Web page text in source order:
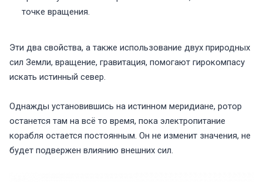
точке вращения.
Эти два свойства, а также использование двух природных
сил Земли, вращение, гравитация, помогают гирокомпасу
искать истинный север.
Однажды установившись на истинном меридиане, ротор
останется там на всё то время, пока электропитание
корабля остается постоянным. Он не изменит значения, не
будет подвержен влиянию внешних сил.